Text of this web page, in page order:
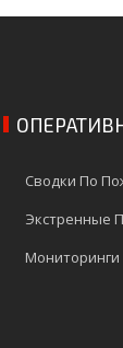
Сводки По
Экстренные